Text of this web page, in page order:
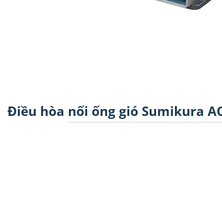
Điều hòa nối ống gió Sumikura